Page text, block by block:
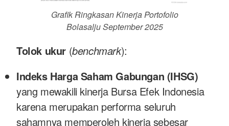
Grafik Ringkasan Kinerja Portofolio
Bolasalju September 2025
Tolok ukur (benchmark):
Indeks Harga Saham Gabungan (IHSG)
yang mewakili kinerja Bursa Efek Indonesia
karena merupakan performa seluruh
sahamnya memperoleh kinerja sebesar